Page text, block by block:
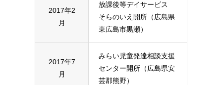
2017年2
月
放課後等デイサービス
そらのいえ開所（広島県
東広島市黒瀬）
2017年7
月
みらい児童発達相談支援
センター開所（広島県安
芸郡熊野）